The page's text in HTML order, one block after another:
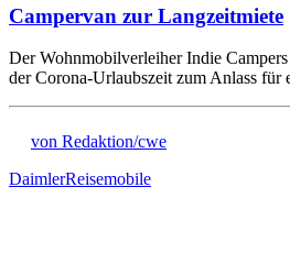
Campervan zur Langzeitmiete
Der Wohnmobilverleiher Indie
der Corona-Urlaubszeit zum Anlass
von Redaktion/cwe
DaimlerReisemobile